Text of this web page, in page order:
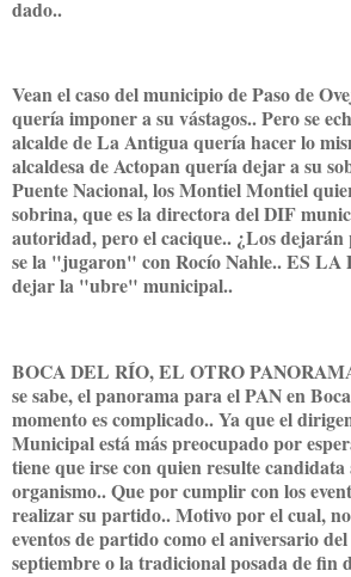
dado..
Vean el caso del municipio de Paso de
quería imponer a su vástagos.. Pero se
alcalde de La Antigua quería hacer lo
alcaldesa de Actopan quería dejar a su
Puente Nacional, los Montiel Montiel
sobrina, que es la directora del DIF
autoridad, pero el cacique.. ¿Los dejarán
se la "jugaron" con Rocío Nahle.. ES LA
dejar la "ubre" municipal..
BOCA DEL RÍO, EL OTRO
se sabe, el panorama para el PAN en
momento es complicado.. Ya que el
Municipal está más preocupado por
tiene que irse con quien resulte
organismo.. Que por cumplir con los
realizar su partido.. Motivo por el cual,
eventos de partido como el aniversario
septiembre o la tradicional posada de fin